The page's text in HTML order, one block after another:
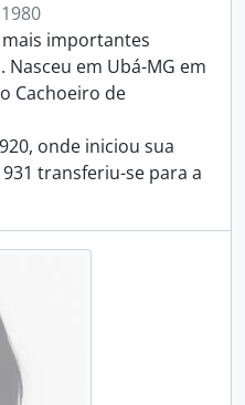
importantes
em Ubá-MG em
Cachoeiro de
onde iniciou sua
transferiu-se para a